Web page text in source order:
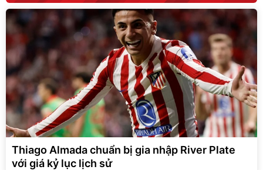
Thiago Almada chuẩn bị gia nhập River Plate
với giá kỷ lục lịch sử